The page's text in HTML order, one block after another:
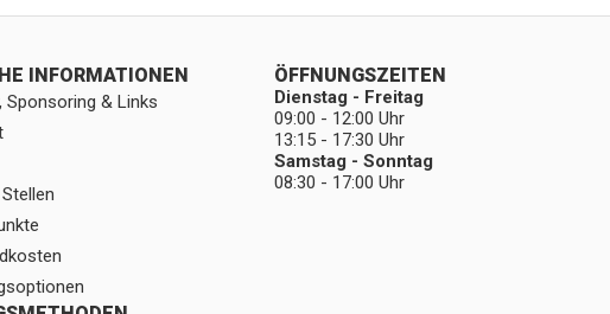
INFORMATIONEN
Sponsoring & Links
ÖFFNUNGSZEITEN
Dienstag - Freitag
09:00 - 12:00 Uhr
13:15 - 17:30 Uhr
Samstag - Sonntag
08:30 - 17:00 Uhr